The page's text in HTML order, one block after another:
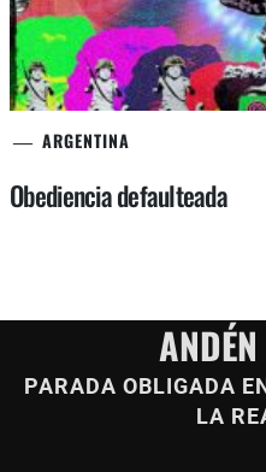
ARGENTINA
Obediencia defaulteada
PARADA OBLIGADA
LA